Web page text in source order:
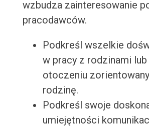
wzbudza zainteresowanie
pracodawców.
Podkreśl wszelkie
w pracy z rodzinami
otoczeniu
rodzinę.
Podkreśl swoje
umiejętności